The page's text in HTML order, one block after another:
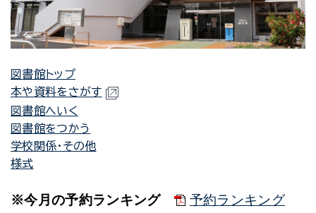
図書館トップ
本や資料をさがす
図書館へいく
図書館をつかう
学校関係・その他
様式
※今月の予約ランキング
予約ランキング